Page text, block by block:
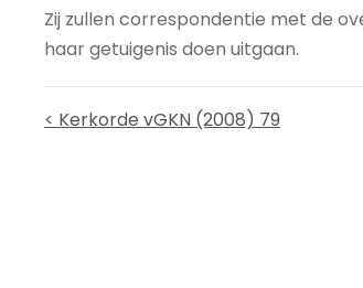
Zij zullen correspondentie met de
haar getuigenis doen uitgaan.
< Kerkorde vGKN (2008) 79